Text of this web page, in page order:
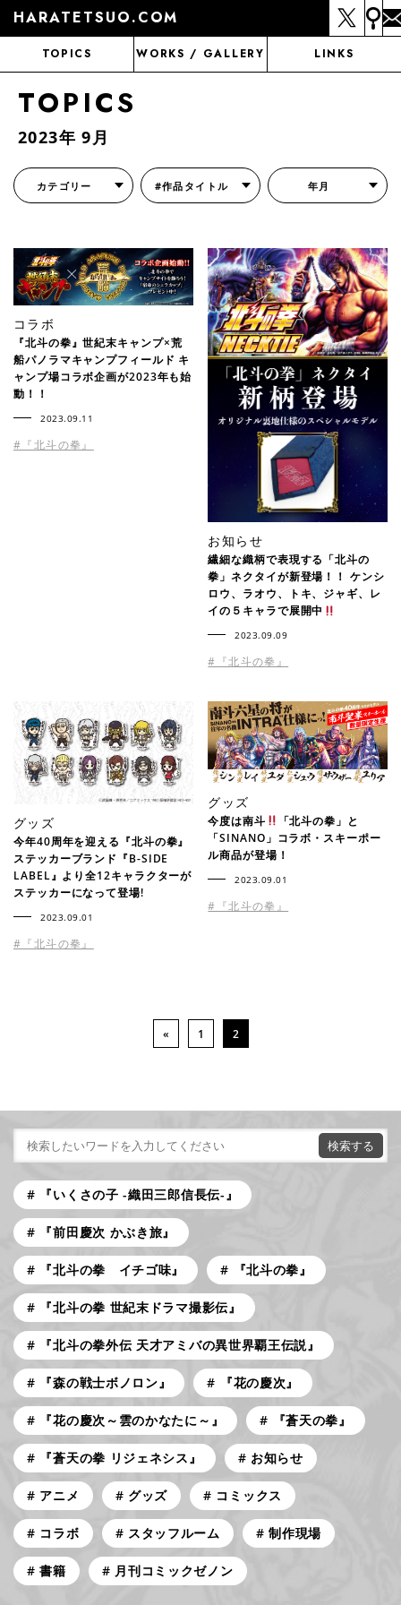
HARATETSUO.COM
TOPICS WORKS / GALLERY LINKS
TOPICS
2023年 9月
カテゴリー #作品タイトル 年月
コラボ
『北斗の拳』世紀末キャンプ×荒
船パノラマキャンプフィールド キ
ャンプ場コラボ企画が2023年も始
動！！
2023.09.11
#『北斗の拳』
お知らせ
繊細な織柄で表現する「北斗の
拳」ネクタイが新登場！！ ケンシ
ロウ、ラオウ、トキ、ジャギ、レ
イの５キャラで展開中
2023.09.09
#『北斗の拳』
グッズ
今年40周年を迎える『北斗の拳』
ステッカーブランド『B-SIDE
LABEL』より全12キャラクターが
ステッカーになって登場!
2023.09.01
#『北斗の拳』
グッズ
今度は南斗
「北斗の拳」と
「SINANO」コラボ・スキーポー
ル商品が登場！
2023.09.01
#『北斗の拳』
« 1 2
『いくさの子 -織田三郎信長伝-』
『前田慶次 かぶき旅』
『北斗の拳 イチゴ味』 『北斗の拳』
『北斗の拳 世紀末ドラマ撮影伝』
『北斗の拳外伝 天才アミバの異世界覇王伝説』
『森の戦士ボノロン』 『花の慶次』
『花の慶次～雲のかなたに～』 『蒼天の拳』
『蒼天の拳 リジェネシス』 お知らせ
アニメ グッズ コミックス
コラボ スタッフルーム 制作現場
書籍 月刊コミックゼノン